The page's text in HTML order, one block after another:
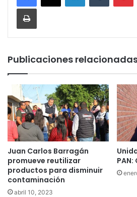
Imprimir
Publicaciones
Juan Carlos Barragán
promueve reutilizar
productos para disminuir
contaminación
abril 10, 2023